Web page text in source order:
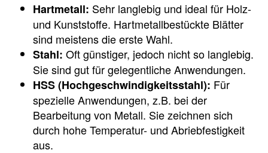
Hartmetall: Sehr langlebig und ideal für Holz-
und Kunststoffe. Hartmetallbestückte Blätter
sind meistens die erste Wahl.
Stahl: Oft günstiger, jedoch nicht so langlebig.
Sie sind gut für gelegentliche Anwendungen.
HSS (Hochgeschwindigkeitsstahl): Für
spezielle Anwendungen, z.B. bei der
Bearbeitung von Metall. Sie zeichnen sich
durch hohe Temperatur- und Abriebfestigkeit
aus.